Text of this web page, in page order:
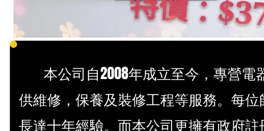
本公司自2008年成立至今，專營電
供維修，保養及裝修工程等服務。每
長達十年經驗。而本公司更擁有政府